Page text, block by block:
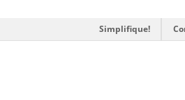
Simplifique!